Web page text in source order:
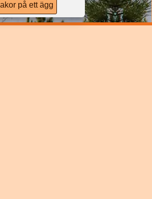
på ett ägg